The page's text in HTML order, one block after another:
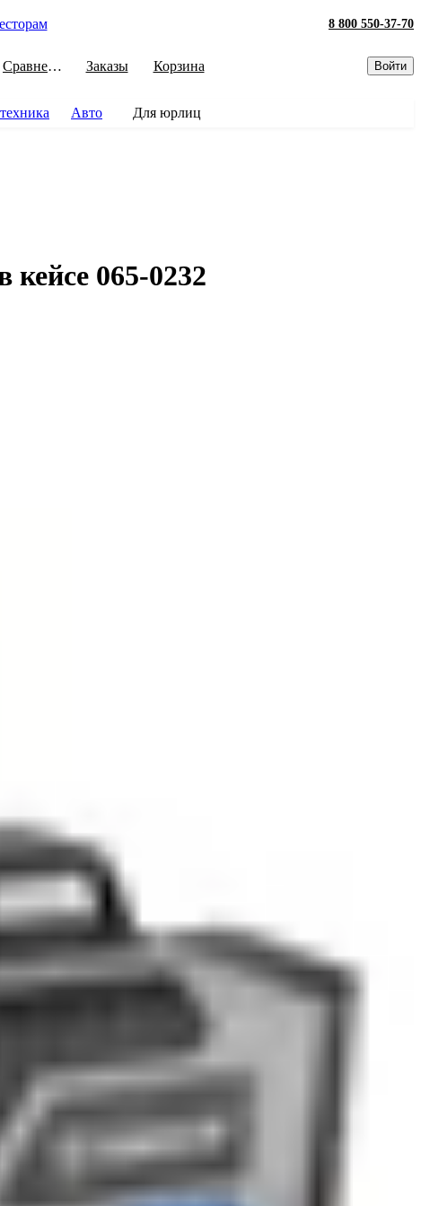
8 800 550-37-70
Сравнение Заказы Корзина Войти
Авто
Для юрлиц
065-0232